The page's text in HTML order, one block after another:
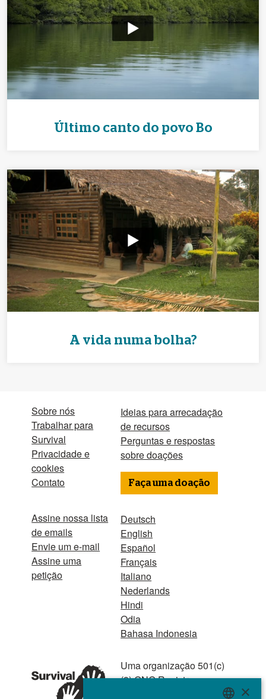
Último canto do povo Bo
A vida numa bolha?
Sobre nós
Trabalhar para
Survival
Privacidade e
cookies
Contato
Assine nossa lista
de emails
Envie um e-mail
Assine uma
petição
Ideias para arrecadação
de recursos
Perguntas e respostas
sobre doações
Faça uma doação
Deutsch
English
Español
Français
Italiano
Nederlands
Hindi
Odia
Bahasa Indonesia
Uma organização 501(c)
(3) ONG Registro no.
×